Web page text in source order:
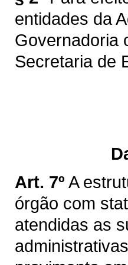
entidades da
Governadoria
Secretaria de
Art. 7º A
órgão com
atendidas as